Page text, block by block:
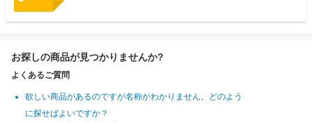
お探しの商品が見つかりませんか?
よくあるご質問
欲しい商品があるのですが名称がわかりません。どのよう
に探せばよいですか？